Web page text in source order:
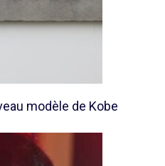
modèle de Kobe